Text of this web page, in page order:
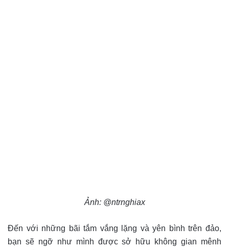
Ảnh: @ntrnghiax
Đến với những bãi tắm vắng lặng và yên bình trên đảo,
bạn sẽ ngỡ như mình được sở hữu không gian mênh